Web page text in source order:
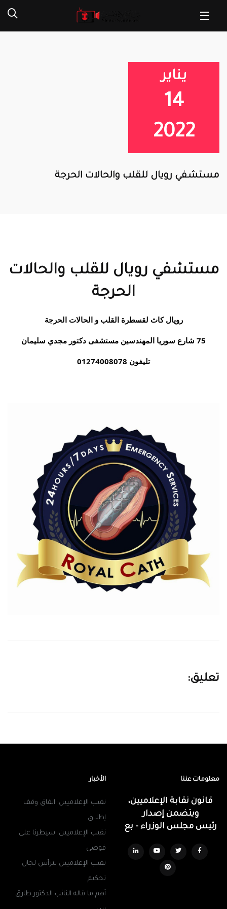
يناير
14
2022
مستشفي رويال للقلب والحالات الحرجة
مستشفي رويال للقلب والحالات
الحرجة
رويال كاث لقسطرة القلب و الحالات الحرجة
75 شارع سوريا المهندسين مستشفى دكتور مجدي سليمان
تليفون 01274008078
تعليق:
معلومات عننا
قانون نقابة الإعلاميين،
ويتضمن إصدار
رئيس مجلس الوزراء - بع
الأخبار
نقيب الإعلاميين: اتفاق وقف
إطلاق
نقيب الإعلاميين: سيطرنا على
فوضى
نقيب الإعلاميين يترأس لجان
تحكيم
أهم ما قاله النائب الدكتور طارق